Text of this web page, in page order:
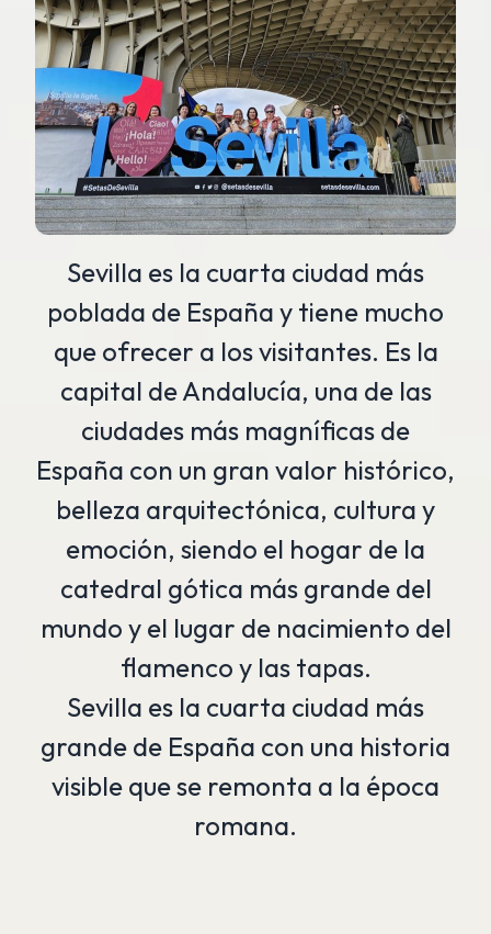
Sevilla es la cuarta ciudad más
poblada de España y tiene mucho
que ofrecer a los visitantes. Es la
capital de Andalucía, una de las
ciudades más magníficas de
España con un gran valor histórico,
belleza arquitectónica, cultura y
emoción, siendo el hogar de la
catedral gótica más grande del
mundo y el lugar de nacimiento del
flamenco y las tapas.
Sevilla es la cuarta ciudad más
grande de España con una historia
visible que se remonta a la época
romana.